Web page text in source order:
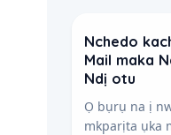
Nchedo
Mail maka
Ndị otu
Ọ bụrụ na ị
mkparịta ụka